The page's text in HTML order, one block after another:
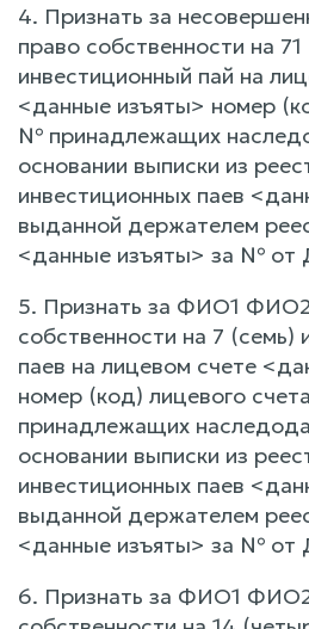
4. Признать за
право собственности на
инвестиционный пай на
<данные изъяты> номер
№ принадлежащих
основании выписки из
инвестиционных паев
выданной держателем
<данные изъяты> за №
5. Признать за ФИО1
собственности на 7 (семь)
паев на лицевом счете
номер (код) лицевого
принадлежащих
основании выписки из
инвестиционных паев
выданной держателем
<данные изъяты> за №
6. Признать за ФИО1